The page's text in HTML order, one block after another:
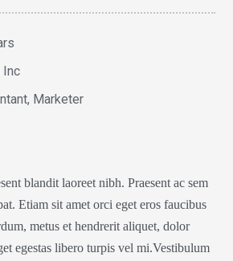
Inc
Marketer
blandit laoreet nibh. Praesent ac sem
Etiam sit amet orci eget eros faucibus
metus et hendrerit aliquet, dolor
egestas libero turpis vel mi.Vestibulum